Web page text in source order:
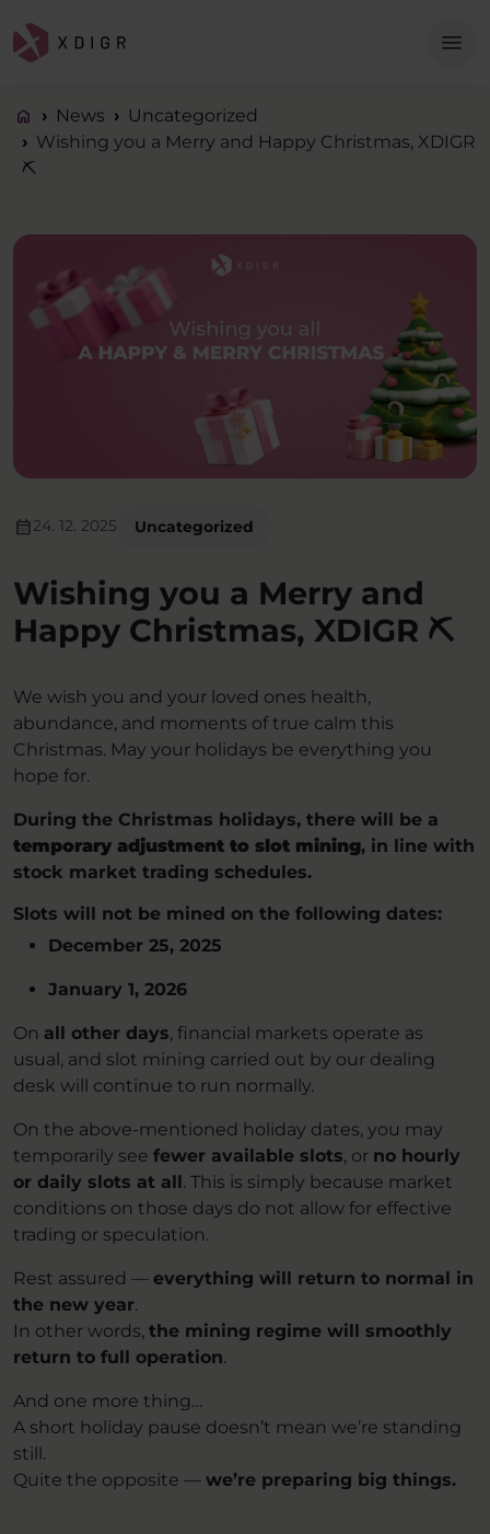
menu
home News
Uncategorized
Wishing you a Merry and Happy Christmas, XDIGR
⛏️
calendar_month24. 12. 2025 Uncategorized
Wishing you a Merry and
Happy Christmas, XDIGR ⛏️
We wish you and your loved ones health,
abundance, and moments of true calm this
Christmas. May your holidays be everything you
hope for.
During the Christmas holidays, there will be a
temporary adjustment to slot mining, in line with
stock market trading schedules.
Slots will not be mined on the following dates:
December 25, 2025
January 1, 2026
On all other days, financial markets operate as
usual, and slot mining carried out by our dealing
desk will continue to run normally.
On the above-mentioned holiday dates, you may
temporarily see fewer available slots, or no hourly
or daily slots at all. This is simply because market
conditions on those days do not allow for effective
trading or speculation.
Rest assured — everything will return to normal in
the new year.
In other words, the mining regime will smoothly
return to full operation.
And one more thing…
A short holiday pause doesn’t mean we’re standing
still.
Quite the opposite — we’re preparing big things.